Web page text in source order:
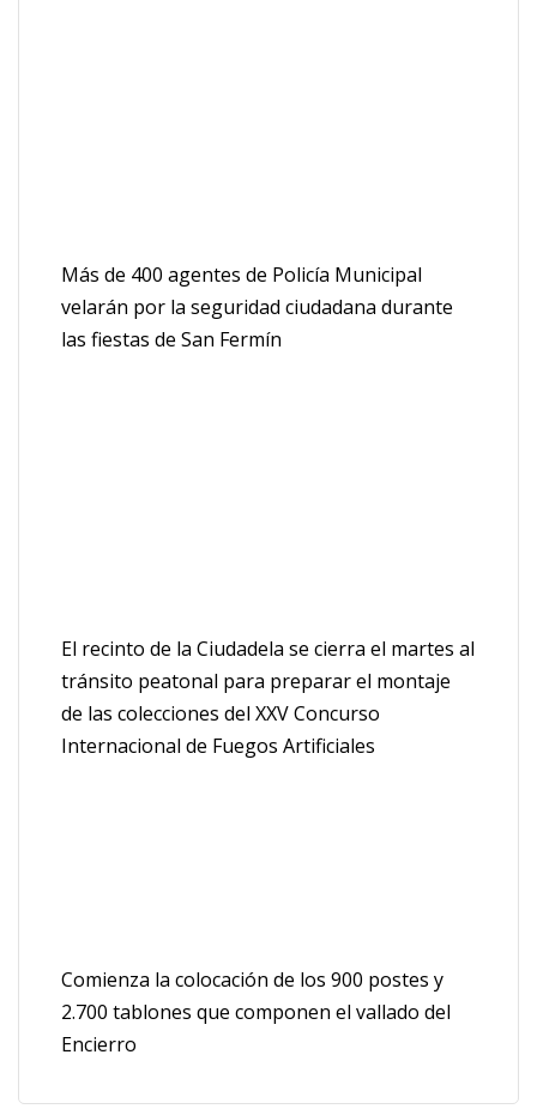
Más de 400 agentes de Policía Municipal
velarán por la seguridad ciudadana durante
las fiestas de San Fermín
El recinto de la Ciudadela se cierra el martes al
tránsito peatonal para preparar el montaje
de las colecciones del XXV Concurso
Internacional de Fuegos Artificiales
Comienza la colocación de los 900 postes y
2.700 tablones que componen el vallado del
Encierro